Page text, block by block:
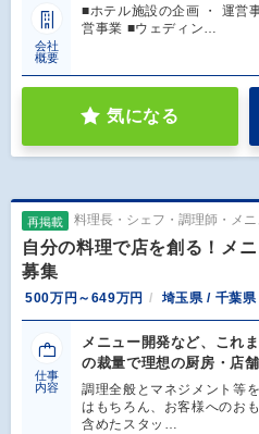
会社
概要
■ホテル施設の企画 ・ 運営
営事業 ■ウェディン…
気になる
再掲載 料理長・シェフ・調理師・メ
自分の料理で店を創る！メ
募集
500万円～649万円 埼玉県 / 千葉
仕事
内容
メニュー開発など、これ
の裁量で理想の厨房・店
調理全般とマネジメント等
はもちろん、お客様へのお
含めたスタッ…